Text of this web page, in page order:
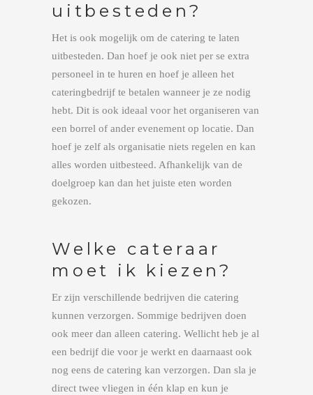
uitbesteden?
Het is ook mogelijk om de catering te laten
uitbesteden. Dan hoef je ook niet per se extra
personeel in te huren en hoef je alleen het
cateringbedrijf te betalen wanneer je ze nodig
hebt. Dit is ook ideaal voor het organiseren van
een borrel of ander evenement op locatie. Dan
hoef je zelf als organisatie niets regelen en kan
alles worden uitbesteed. Afhankelijk van de
doelgroep kan dan het juiste eten worden
gekozen.
Welke cateraar
moet ik kiezen?
Er zijn verschillende bedrijven die catering
kunnen verzorgen. Sommige bedrijven doen
ook meer dan alleen catering. Wellicht heb je al
een bedrijf die voor je werkt en daarnaast ook
nog eens de catering kan verzorgen. Dan sla je
direct twee vliegen in één klap en kun je